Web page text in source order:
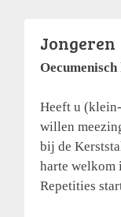
Jongeren
Heeft u
willen
bij de
harte welkom
Repetities